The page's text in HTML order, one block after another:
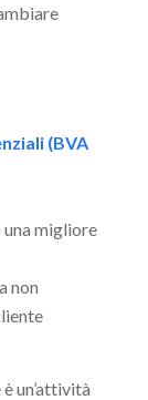
(BVA
migliore
non
un’attività